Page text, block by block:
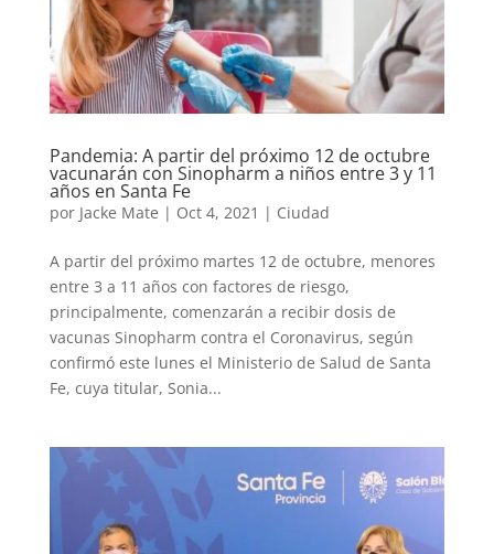
Pandemia: A partir del próximo 12 de octubre
vacunarán con Sinopharm a niños entre 3 y 11
años en Santa Fe
por Jacke Mate | Oct 4, 2021 | Ciudad
A partir del próximo martes 12 de octubre, menores
entre 3 a 11 años con factores de riesgo,
principalmente, comenzarán a recibir dosis de
vacunas Sinopharm contra el Coronavirus, según
confirmó este lunes el Ministerio de Salud de Santa
Fe, cuya titular, Sonia...